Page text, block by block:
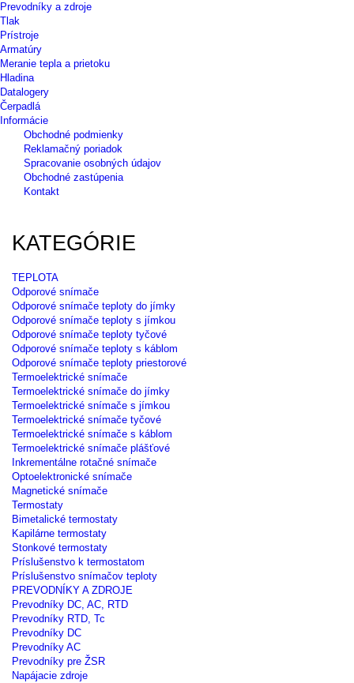
Prevodníky a zdroje
Tlak
Prístroje
Armatúry
Meranie tepla a prietoku
Hladina
Datalogery
Čerpadlá
Informácie
Obchodné podmienky
Reklamačný poriadok
Spracovanie osobných údajov
Obchodné zastúpenia
Kontakt
KATEGÓRIE
TEPLOTA
Odporové snímače
Odporové snímače teploty do jímky
Odporové snímače teploty s jímkou
Odporové snímače teploty tyčové
Odporové snímače teploty s káblom
Odporové snímače teploty priestorové
Termoelektrické snímače
Termoelektrické snímače do jímky
Termoelektrické snímače s jímkou
Termoelektrické snímače tyčové
Termoelektrické snímače s káblom
Termoelektrické snímače plášťové
Inkrementálne rotačné snímače
Optoelektronické snímače
Magnetické snímače
Termostaty
Bimetalické termostaty
Kapilárne termostaty
Stonkové termostaty
Príslušenstvo k termostatom
Príslušenstvo snímačov teploty
PREVODNÍKY A ZDROJE
Prevodníky DC, AC, RTD
Prevodníky RTD, Tc
Prevodníky DC
Prevodníky AC
Prevodníky pre ŽSR
Napájacie zdroje